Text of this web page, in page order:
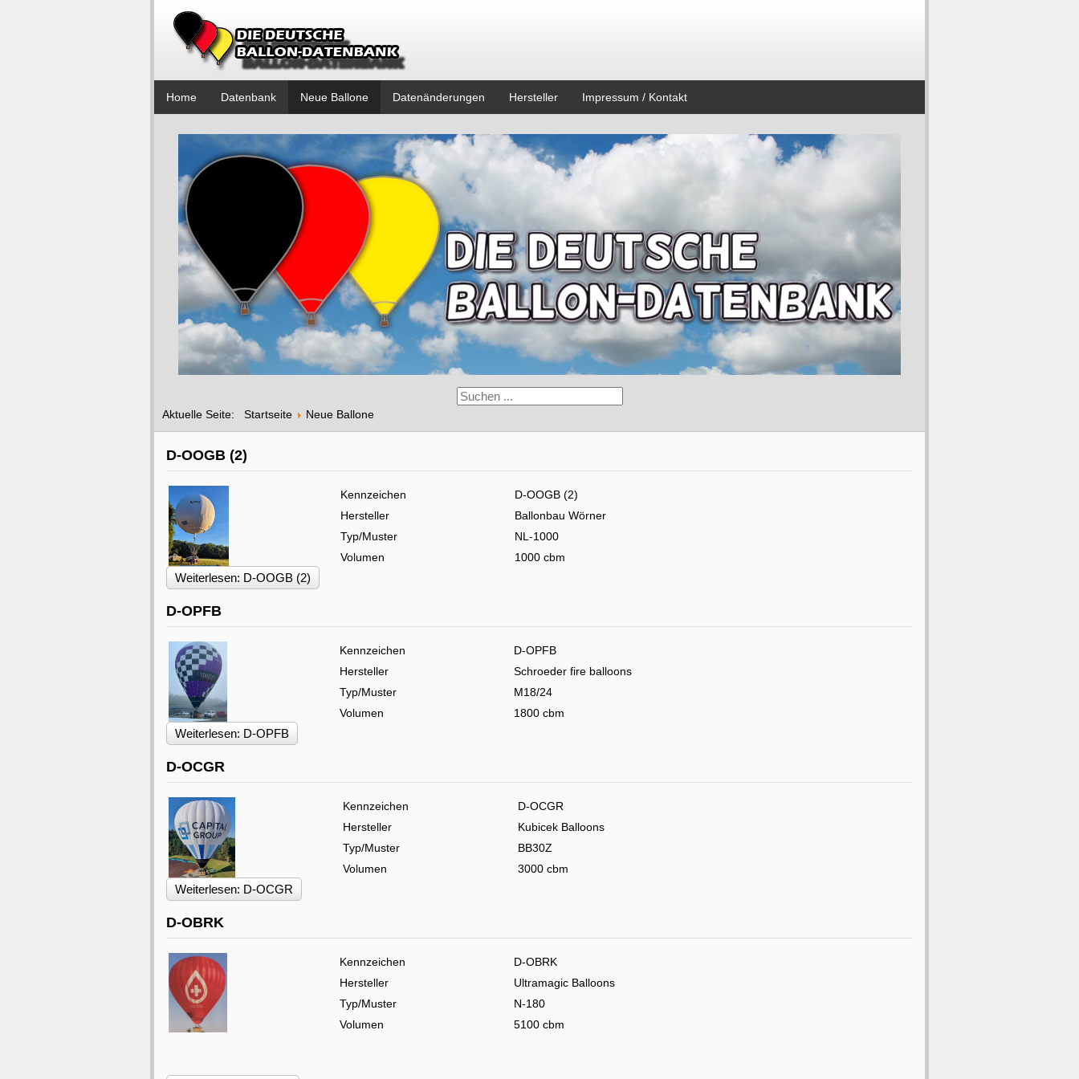
Home Datenbank Neue Ballone Datenänderungen Hersteller Impressum / Kontakt
Aktuelle Seite: Startseite Neue Ballone
D-OOGB (2)
Kennzeichen
D-OOGB (2)
Hersteller
Ballonbau Wörner
Typ/Muster
NL-1000
Volumen
1000 cbm
Weiterlesen: D-OOGB (2)
D-OPFB
Kennzeichen
D-OPFB
Hersteller
Schroeder fire balloons
Typ/Muster
M18/24
Volumen
1800 cbm
Weiterlesen: D-OPFB
D-OCGR
Kennzeichen
D-OCGR
Hersteller
Kubicek Balloons
Typ/Muster
BB30Z
Volumen
3000 cbm
Weiterlesen: D-OCGR
D-OBRK
Kennzeichen
D-OBRK
Hersteller
Ultramagic Balloons
Typ/Muster
N-180
Volumen
5100 cbm